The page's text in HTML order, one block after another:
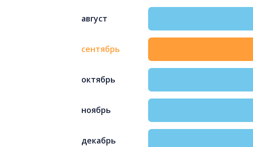
август
сентябрь
октябрь
ноябрь
декабрь